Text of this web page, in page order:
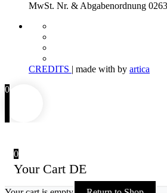
MwSt. Nr. & Abgabenordnung
CREDITS | made with by artica
0
0
Your Cart DE